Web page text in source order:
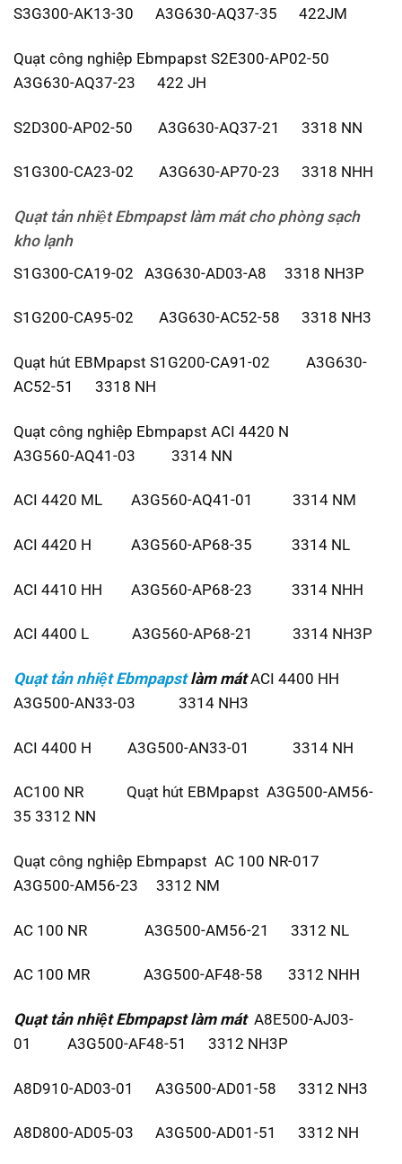
S3G300-AK13-30 A3G630-AQ37-35 422JM
Quạt công nghiệp Ebmpapst S2E300-AP02-50
A3G630-AQ37-23 422 JH
S2D300-AP02-50 A3G630-AQ37-21 3318 NN
S1G300-CA23-02 A3G630-AP70-23 3318 NHH
Quạt tản nhiệt Ebmpapstlàm mát cho phòng sạch
kho lạnh
S1G300-CA19-02 A3G630-AD03-A8 3318 NH3P
S1G200-CA95-02 A3G630-AC52-58 3318 NH3
Quạt hút EBMpapst S1G200-CA91-02 A3G630-
AC52-51 3318 NH
Quạt công nghiệp Ebmpapst ACI 4420 N
A3G560-AQ41-03 3314 NN
ACI 4420 ML A3G560-AQ41-01 3314 NM
ACI 4420 H A3G560-AP68-35 3314 NL
ACI 4410 HH A3G560-AP68-23 3314 NHH
ACI 4400 L A3G560-AP68-21 3314 NH3P
Quạt tản nhiệt Ebmpapstlàm mátACI 4400 HH
A3G500-AN33-03 3314 NH3
ACI 4400 H A3G500-AN33-01 3314 NH
AC100 NR Quạt hút EBMpapst A3G500-AM56-
35 3312 NN
Quạt công nghiệp Ebmpapst AC 100 NR-017
A3G500-AM56-23 3312 NM
AC 100 NR A3G500-AM56-21 3312 NL
AC 100 MR A3G500-AF48-58 3312 NHH
Quạt tản nhiệt Ebmpapstlàm mát A8E500-AJ03-
01 A3G500-AF48-51 3312 NH3P
A8D910-AD03-01 A3G500-AD01-58 3312 NH3
A8D800-AD05-03 A3G500-AD01-51 3312 NH